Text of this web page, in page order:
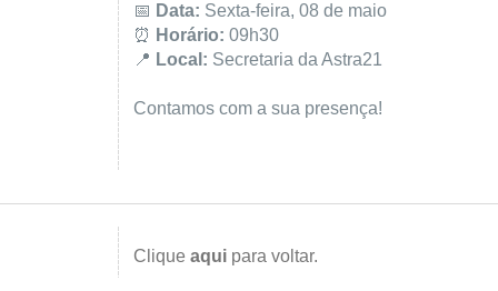
📅 Data: Sexta-feira, 08 de maio
⏰ Horário: 09h30
📍 Local: Secretaria da Astra21
Contamos com a sua presença!
Clique aqui para voltar.